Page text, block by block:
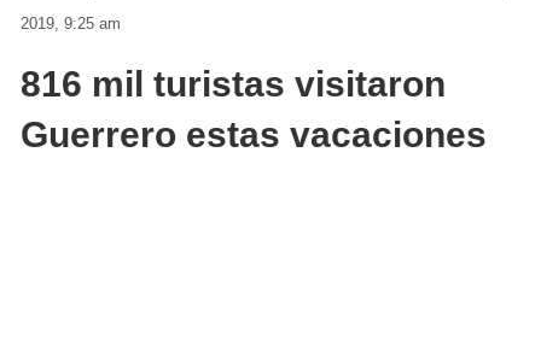
2019, 9:25 am
816 mil turistas visitaron
Guerrero estas vacaciones